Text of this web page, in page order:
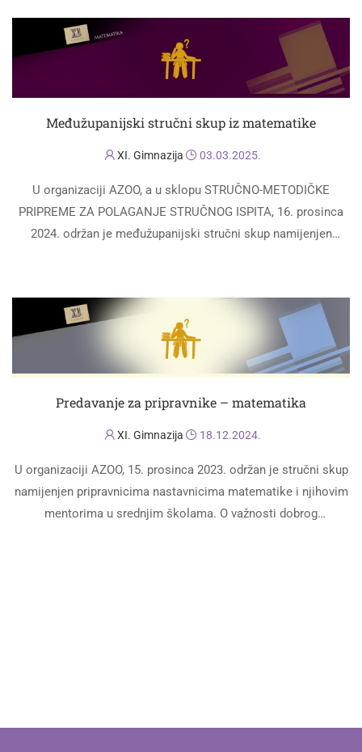
…
Međužupanijski stručni skup iz matematike
XI. Gimnazija 03.03.2025.
U organizaciji AZOO, a u sklopu STRUČNO-METODIČKE
PRIPREME ZA POLAGANJE STRUČNOG ISPITA, 16. prosinca
2024. održan je međužupanijski stručni skup namijenjen
Predavanje za pripravnike – matematika
XI. Gimnazija 18.12.2024.
U organizaciji AZOO, 15. prosinca 2023. održan je stručni skup
namijenjen pripravnicima nastavnicima matematike i njihovim
mentorima u srednjim školama. O važnosti dobrog